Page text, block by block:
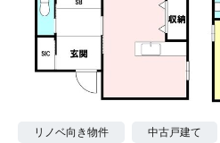
リノベ向き物件 中古戸建て